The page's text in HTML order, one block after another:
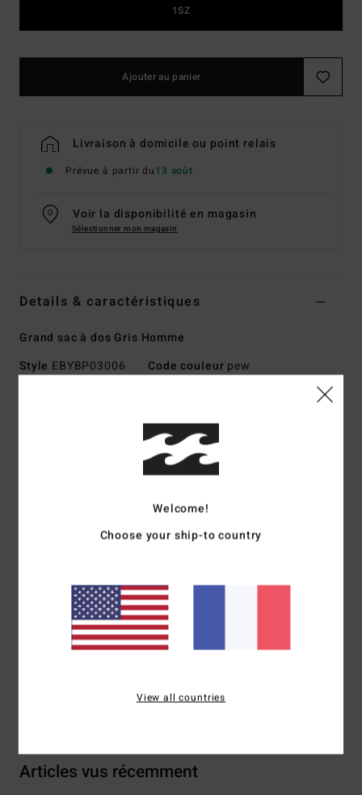
1SZ
Ajouter au panier
Livraison à domicile ou point relais
Prévue à partir du13 août
Voir la disponibilité en magasin
Sélectionner mon magasin
Details & caractéristiques
Grand sac à dos Gris Homme
Style EBYBP03006 Code couleur pew
polyester recyclé 600D
48 [H] x 30 [L] x 18 [P] cm
Compartiment ordinateur rembourré
Deux poches plaquées à l’avant
Composition[Matière principale] 100% polyester recyclé
Traçabilité du produit (Loi Agec)
Livraison & Retours
Articles vus récemment
Welcome!
Choose your ship-to country
View all countries